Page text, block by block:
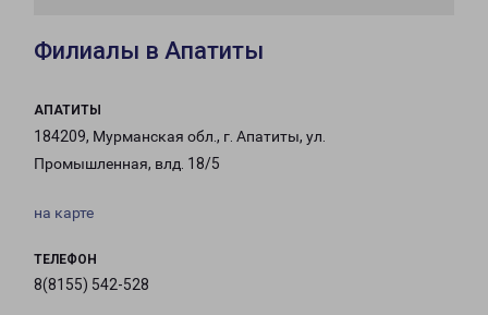
Филиалы в Апатиты
АПАТИТЫ
184209, Мурманская обл., г. Апатиты, ул.
Промышленная, влд. 18/5
на карте
ТЕЛЕФОН
8(8155) 542-528